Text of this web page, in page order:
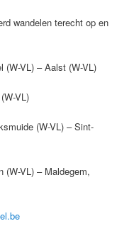
wandelen terecht op en
VL) – Aalst (W-VL)
VL)
(W-VL) – Sint-
VL) – Maldegem,